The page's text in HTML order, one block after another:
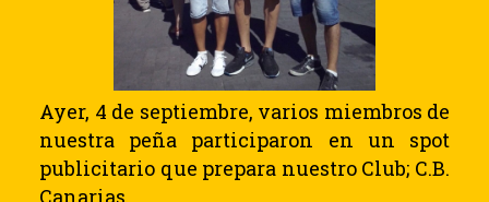
Ayer, 4 de septiembre, varios miembros de
nuestra peña participaron en un spot
publicitario que prepara nuestro Club; C.B.
Canarias.